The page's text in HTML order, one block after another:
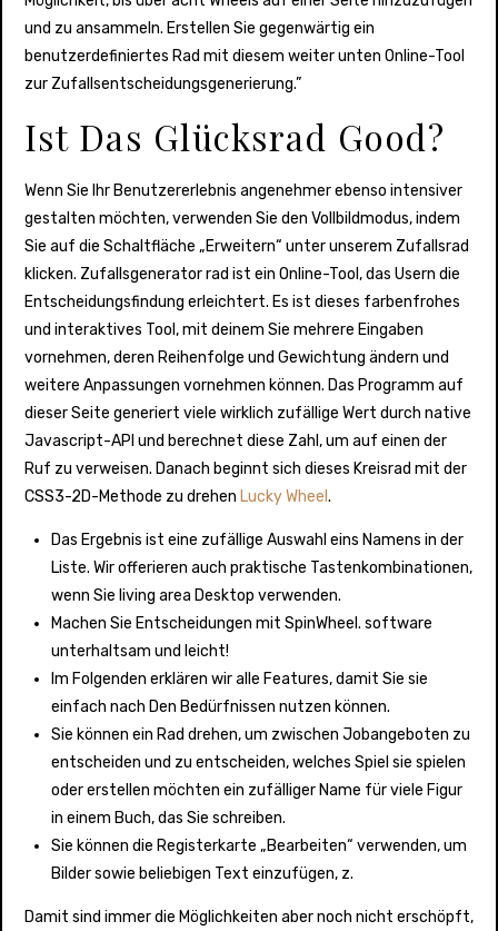
und zu ansammeln. Erstellen Sie gegenwärtig ein
benutzerdefiniertes Rad mit diesem weiter unten Online-Tool
zur Zufallsentscheidungsgenerierung.”
Ist Das Glücksrad Good?
Wenn Sie Ihr Benutzererlebnis angenehmer ebenso intensiver
gestalten möchten, verwenden Sie den Vollbildmodus, indem
Sie auf die Schaltfläche „Erweitern“ unter unserem Zufallsrad
klicken. Zufallsgenerator rad ist ein Online-Tool, das Usern die
Entscheidungsfindung erleichtert. Es ist dieses farbenfrohes
und interaktives Tool, mit deinem Sie mehrere Eingaben
vornehmen, deren Reihenfolge und Gewichtung ändern und
weitere Anpassungen vornehmen können. Das Programm auf
dieser Seite generiert viele wirklich zufällige Wert durch native
Javascript-API und berechnet diese Zahl, um auf einen der
Ruf zu verweisen. Danach beginnt sich dieses Kreisrad mit der
CSS3-2D-Methode zu drehen Lucky Wheel .
Das Ergebnis ist eine zufällige Auswahl eins Namens in der
Liste. Wir offerieren auch praktische Tastenkombinationen,
wenn Sie living area Desktop verwenden.
Machen Sie Entscheidungen mit SpinWheel. software
unterhaltsam und leicht!
Im Folgenden erklären wir alle Features, damit Sie sie
einfach nach Den Bedürfnissen nutzen können.
Sie können ein Rad drehen, um zwischen Jobangeboten zu
entscheiden und zu entscheiden, welches Spiel sie spielen
oder erstellen möchten ein zufälliger Name für viele Figur
in einem Buch, das Sie schreiben.
Sie können die Registerkarte „Bearbeiten“ verwenden, um
Bilder sowie beliebigen Text einzufügen, z.
Damit sind immer die Möglichkeiten aber noch nicht erschöpft,